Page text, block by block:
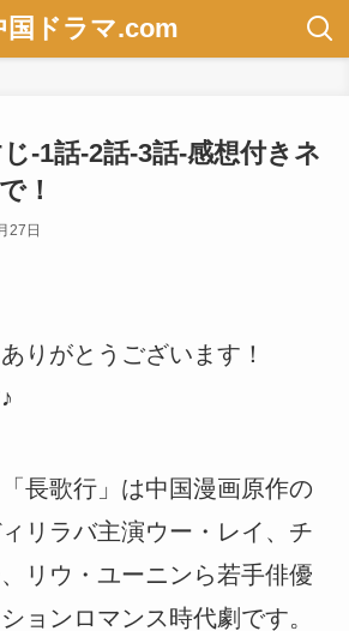
国ドラマ.com
-1話-2話-3話-感想付きネ
！
27日
りがとうございます！
長歌行」は中国漫画原作の
リラバ主演ウー・レイ、チ
リウ・ユーニンら若手俳優
ョンロマンス時代劇です。